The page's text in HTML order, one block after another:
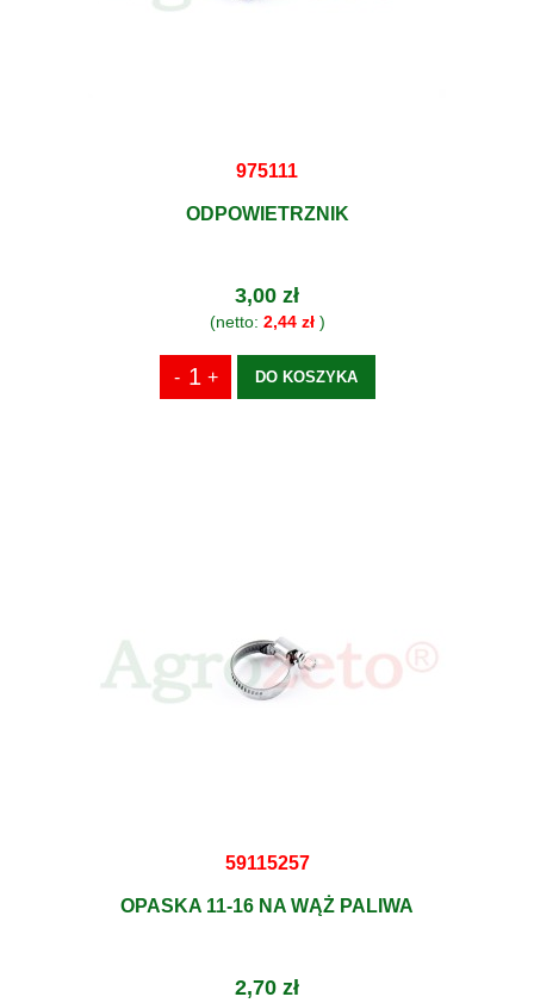
975111
ODPOWIETRZNIK
3,00 zł
(netto: 2,44 zł)
DO KOSZYKA
59115257
OPASKA 11-16 NA WĄŻ PALIWA
2,70 zł